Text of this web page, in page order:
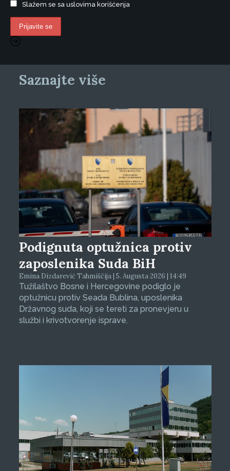
Slažem se sa uslovima korišćenja
Saznajte više
Podignuta optužnica protiv
zaposlenika Suda BiH
Emina Dizdarević Tahmiščija | 5. Augusta 2026 | 14:49
Tužilaštvo Bosne i Hercegovine podiglo je
optužnicu protiv Seada Bublina, uposlenika
Državnog suda, koji se tereti za pronevjeru u
službi i krivotvorenje isprave.